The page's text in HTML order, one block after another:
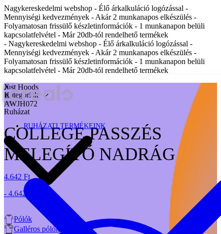
Nagykereskedelmi webshop - Élő árkalkuláció logózással -
Mennyiségi kedvezmények - Akár 2 munkanapos elkészülés -
Folyamatosan frissülő készletinformációk - 1 munkanapon belüli
kapcsolatfelvétel - Már 20db-tól rendelhető termékek
- Nagykereskedelmi webshop - Élő árkalkuláció logózással -
Mennyiségi kedvezmények - Akár 2 munkanapos elkészülés -
Folyamatosan frissülő készletinformációk - 1 munkanapon belüli
kapcsolatfelvétel - Már 20db-tól rendelhető termékek
RUHÁZATI TERMÉKEINK
X
Kategóriák
Ruházat
Pólók
Galléros pólók
Just Hoods
AWJH072
COLLEGE PASSZÉS
MELEGÍTŐ NADRÁG
4.642 Ft
- 4.642 Ft